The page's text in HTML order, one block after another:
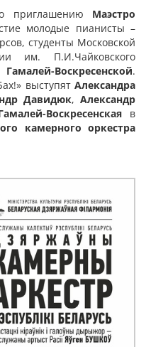
приглашению Маэстро
молодые пианисты –
студенты Московской
им. П.И.Чайковского
Гамалей-Воскресенской.
выступят Александра
Давидюк, Александр
Воскресенская в
камерного оркестра